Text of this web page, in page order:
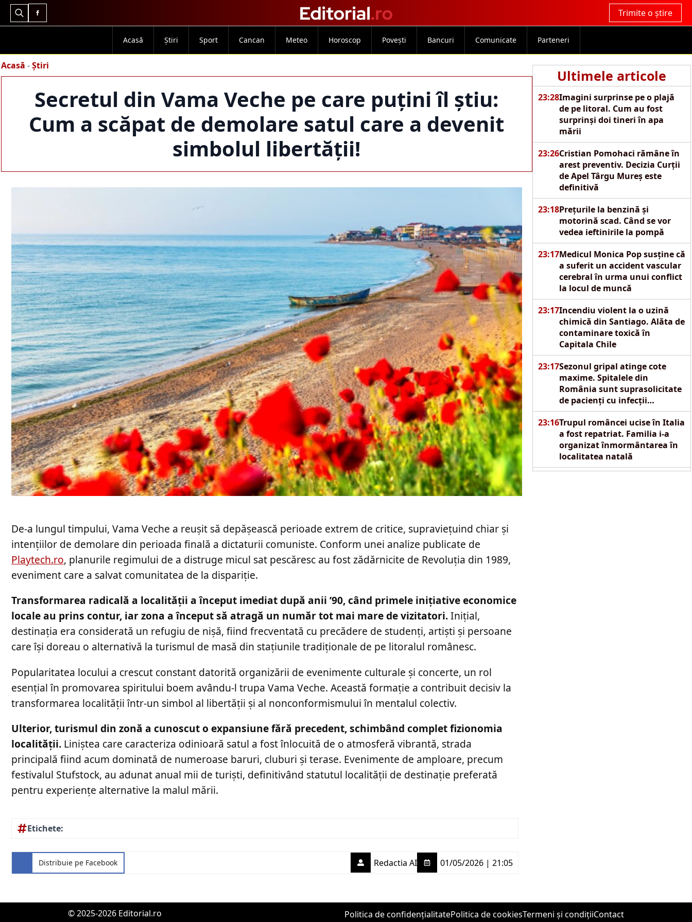
Search
Trimite o știre
Acasă Știri Sport Cancan Meteo Horoscop Povești Bancuri Comunicate Parteneri
Acasă -Știri
Secretul din Vama Veche pe care puțini îl știu:
Cum a scăpat de demolare satul care a devenit
simbolul libertății!
Ultimele articole
23:28Imagini surprinse pe o plajă
de pe litoral. Cum au fost
surprinși doi tineri în apa
mării
23:26Cristian Pomohaci rămâne în
arest preventiv. Decizia Curții
de Apel Târgu Mureș este
definitivă
23:18Prețurile la benzină și
motorină scad. Când se vor
vedea ieftinirile la pompă
23:17Medicul Monica Pop susține că
a suferit un accident vascular
cerebral în urma unui conflict
la locul de muncă
23:17Incendiu violent la o uzină
chimică din Santiago. Alăta de
contaminare toxică în
Capitala Chile
23:17Sezonul gripal atinge cote
maxime. Spitalele din
România sunt suprasolicitate
de pacienți cu infecții
respiratorii acute
23:16Trupul româncei ucise în Italia
a fost repatriat. Familia i-a
organizat înmormântarea în
localitatea natală
De-a lungul timpului, Vama Veche a reușit să depășească perioade extrem de critice, supraviețuind chiar și
intențiilor de demolare din perioada finală a dictaturii comuniste. Conform unei analize publicate de
Playtech.ro, planurile regimului de a distruge micul sat pescăresc au fost zădărnicite de Revoluția din 1989,
eveniment care a salvat comunitatea de la dispariție.
Transformarea radicală a localității a început imediat după anii ’90, când primele inițiative economice
locale au prins contur, iar zona a început să atragă un număr tot mai mare de vizitatori.Inițial,
destinația era considerată un refugiu de nișă, fiind frecventată cu precădere de studenți, artiști și persoane
care își doreau o alternativă la turismul de masă din stațiunile tradiționale de pe litoralul românesc.
Popularitatea locului a crescut constant datorită organizării de evenimente culturale și concerte, un rol
esențial în promovarea spiritului boem avându-l trupa Vama Veche. Această formație a contribuit decisiv la
transformarea localității într-un simbol al libertății și al nonconformismului în mentalul colectiv.
Ulterior, turismul din zonă a cunoscut o expansiune fără precedent, schimbând complet fizionomia
localității. Liniștea care caracteriza odinioară satul a fost înlocuită de o atmosferă vibrantă, strada
principală fiind acum dominată de numeroase baruri, cluburi și terase. Evenimente de amploare, precum
festivalul Stufstock, au adunat anual mii de turiști, definitivând statutul localității de destinație preferată
pentru experiențe alternative la malul mării.
Etichete:
Distribuie pe Facebook Redactia AI 01/05/2026 | 21:05
© 2025-2026 Editorial.ro Politica de confidențialitatePolitica de cookiesTermeni și condițiiContact